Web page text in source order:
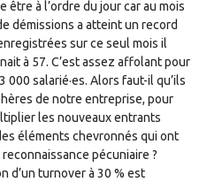
être à l’ordre du jour car au mois
démissions a atteint un record
sur ce seul mois il
à 57. C’est assez affolant pour
salarié·es. Alors faut-il qu’ils
de notre entreprise, pour
les nouveaux entrants
éléments chevronnés qui ont
pécuniaire ?
d’un turnover à 30 % est